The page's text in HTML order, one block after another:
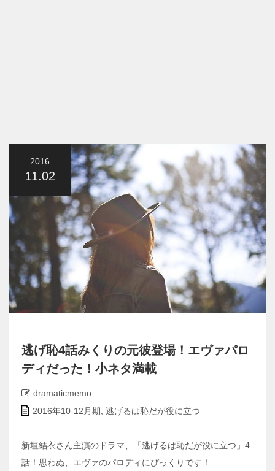
2016
11.02
逃げ恥4話みくりの元彼登場！エヴァパロ
ディだった！小ネタ満載
dramaticmemo
2016年10-12月期 逃げるは恥だが役に立つ
新垣結衣さん主演のドラマ、「逃げるは恥だが役に立つ」4
話！思わぬ、エヴァのパロディにびっくりです！